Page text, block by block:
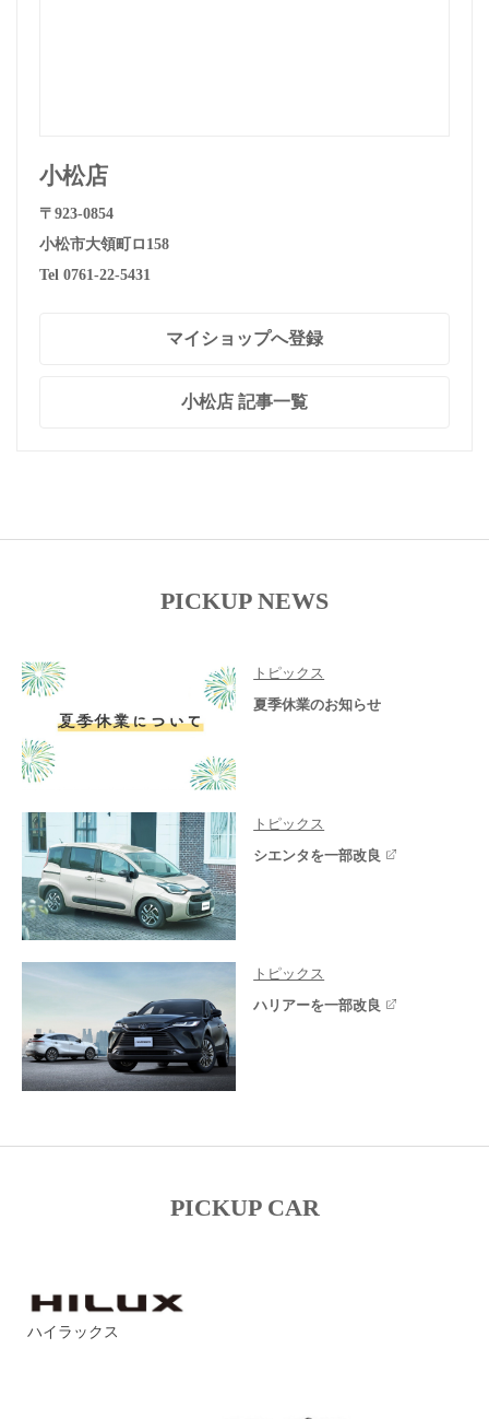
小松店
〒923-0854
小松市大領町ロ158
Tel 0761-22-5431
マイショップへ登録
小松店 記事一覧
PICKUP NEWS
トピックス
夏季休業のお知らせ
トピックス
シエンタを一部改良
トピックス
ハリアーを一部改良
PICKUP CAR
ハイラックス